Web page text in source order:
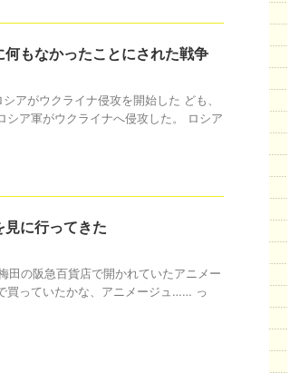
何もなかったことにされた戦争
アがウクライナ侵攻を開始した ども、
ア軍がウクライナへ侵攻した。 ロシア
見に行ってきた
田の阪急百貨店で開かれていたアニメー
買っていたかな、アニメージュ…… っ